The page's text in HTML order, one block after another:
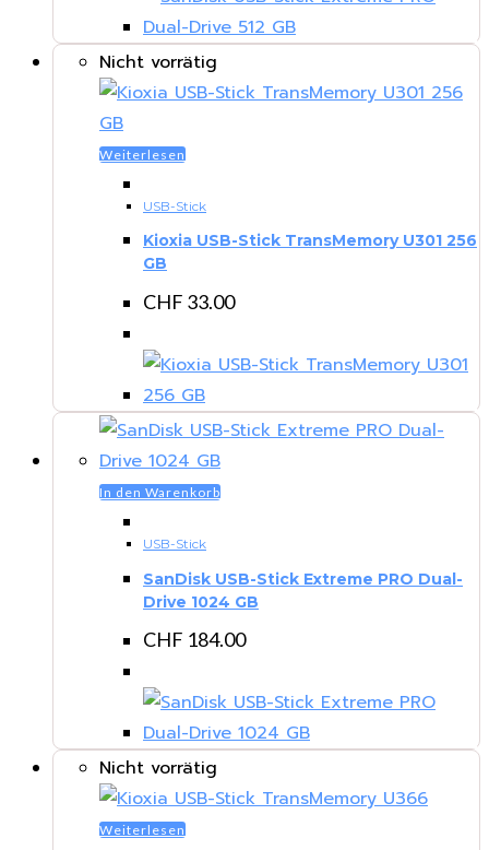
Nicht vorrätig
Weiterlesen
USB-Stick
Kioxia USB-Stick TransMemory U301 256
GB
CHF 33.00
In den Warenkorb
USB-Stick
SanDisk USB-Stick Extreme PRO Dual-
Drive 1024 GB
CHF 184.00
Nicht vorrätig
Weiterlesen